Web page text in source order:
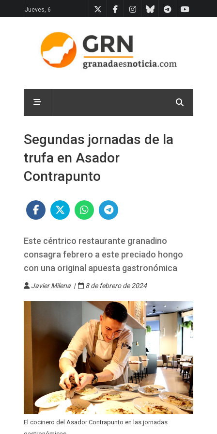
Jueves, 6
Segundas jornadas de la
trufa en Asador
Contrapunto
Este céntrico restaurante granadino
consagra febrero a este preciado hongo
con una original apuesta gastronómica
Javier Milena | 8 de febrero de 2024
El cocinero del Asador Contrapunto en las jornadas